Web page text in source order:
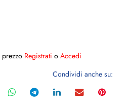
prezzo Registrati o Accedi
Condividi anche su: